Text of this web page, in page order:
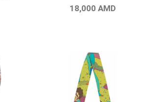
18,000AMD